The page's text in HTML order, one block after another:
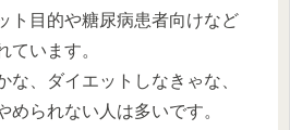
ト目的や糖尿病患者向けなど
ています。
な、ダイエットしなきゃな、
められない人は多いです。